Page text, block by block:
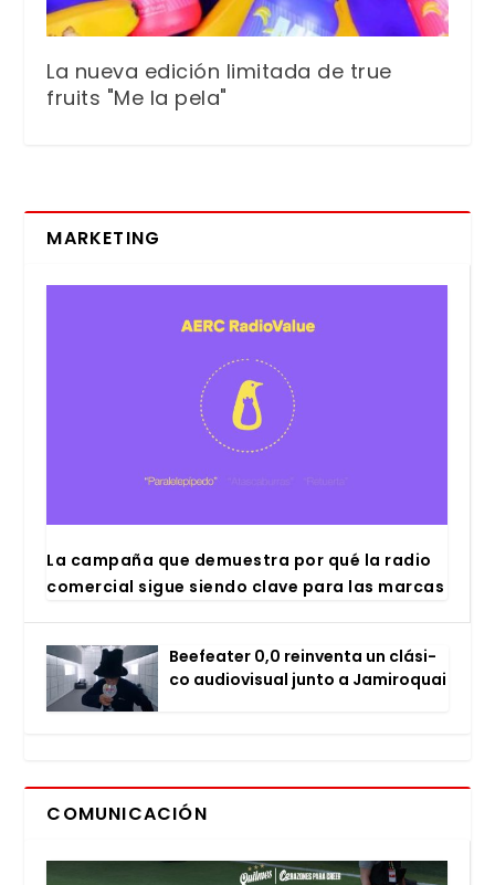
La nueva edición limitada de true
fruits "Me la pela"
MARKETING
La cam­pa­ña que demues­tra por qué la radio
comer­cial sigue sien­do cla­ve para las mar­cas
Bee­fea­ter 0,0 rein­ven­ta un clá­si­
co audio­vi­sual jun­to a Jami­ro­quai
COMUNICACIÓN